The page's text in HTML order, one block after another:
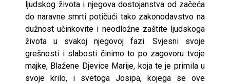
ljudskog života i njegova dostojanstva od začeća
do naravne smrti potičući tako zakonodavstvo na
dužnost učinkovite i neodložne zaštite ljudskoga
života u svakoj njegovoj fazi. Svjesni svoje
grešnosti i slabosti činimo to po zagovoru tvoje
majke, Blažene Djevice Marije, koja te je primila u
svoje krilo, i svetoga Josipa, kojega se ove